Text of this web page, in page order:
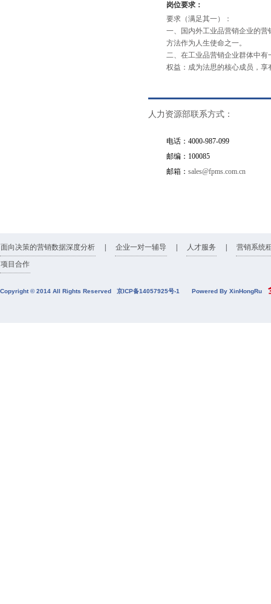
岗位要求：
要求（满足其一）：
一、国内外工业品营销企业的
方法作为人生使命之一。
二、在工业品营销企业群体中
权益：成为法思的核心成员，
人力资源部联系方式：
电话：4000-987-099
邮编：100085
邮箱： sales@fpms.com.cn
面向决策的营销数据深度分析 企业一对一辅导 人才服务
营销系统
项目合作
Copyright © 2014 All Rights Reserved 京ICP备14057925号-1 Powered By XinHongRu